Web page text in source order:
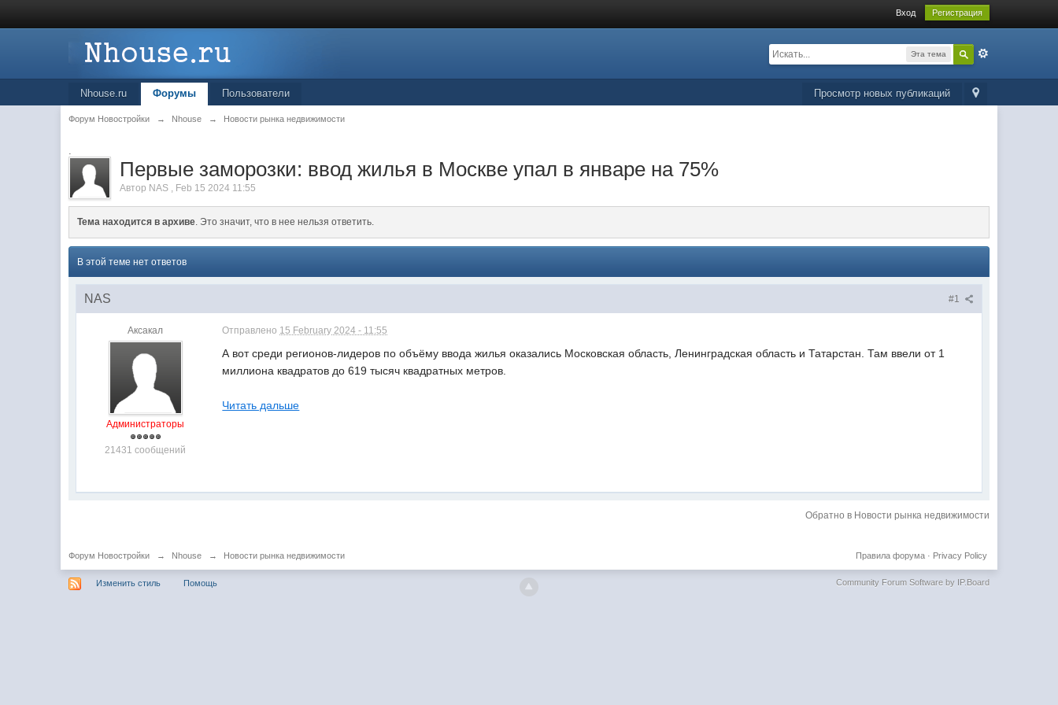
Вход Регистрация
Эта тема
Просмотр новых публикаций
Nhouse.ru Форумы Пользователи
Форум Новостройки → Nhouse → Новости рынка недвижимости
.
Первые заморозки: ввод жилья в Москве упал в январе на 75%
Автор NAS , Feb 15 2024 11:55
Тема находится в архиве. Это значит, что в нее нельзя ответить.
В этой теме нет ответов
#1
NAS
Аксакал
Администраторы
21431 сообщений
Отправлено 15 February 2024 - 11:55
А вот среди регионов-лидеров по объёму ввода жилья оказались Московская область, Ленинградская область и Татарстан. Там ввели от 1
миллиона квадратов до 619 тысяч квадратных метров.
Читать дальше
Обратно в Новости рынка недвижимости
Форум Новостройки → Nhouse → Новости рынка недвижимости Privacy Policy
Правила форума·
Изменить стиль Помощь Community Forum Software by IP.Board